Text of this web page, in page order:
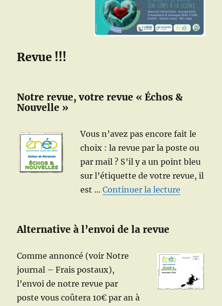
Revue !!!
Notre revue, votre revue « Échos &
Nouvelle »
Vous n’avez pas encore fait le
choix : la revue par la poste ou
par mail ? S’il y a un point bleu
sur l’étiquette de votre revue, il
est …Continuer la lecture
Alternative à l’envoi de la revue
Comme annoncé (voir Notre
journal – Frais postaux),
l’envoi de notre revue par
poste vous coûtera 10€ par an à